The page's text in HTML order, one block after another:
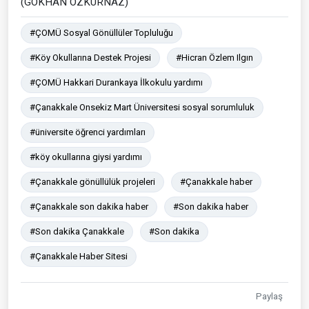
#ÇOMÜ Sosyal Gönüllüler Topluluğu
#Köy Okullarına Destek Projesi #Hicran Özlem Ilgın
#ÇOMÜ Hakkari Durankaya İlkokulu yardımı
#Çanakkale Onsekiz Mart Üniversitesi sosyal sorumluluk
#üniversite öğrenci yardımları
#köy okullarına giysi yardımı
#Çanakkale gönüllülük projeleri #Çanakkale haber
#Çanakkale son dakika haber #Son dakika haber
#Son dakika Çanakkale #Son dakika
#Çanakkale Haber Sitesi
Paylaş